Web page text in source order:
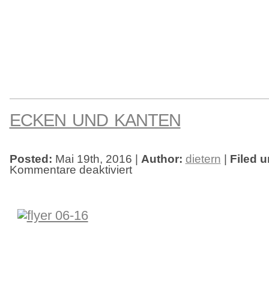
ECKEN UND KANTEN
Posted: Mai 19th, 2016 | Author: dietern
Filed
Kommentare deaktiviertfür
Ecken